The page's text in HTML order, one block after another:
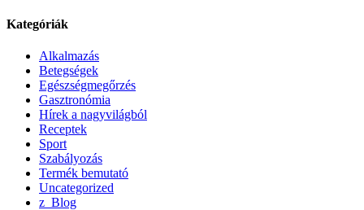
Kategóriák
Alkalmazás
Betegségek
Egészségmegőrzés
Gasztronómia
Hírek a nagyvilágból
Receptek
Sport
Szabályozás
Termék bemutató
Uncategorized
z_Blog